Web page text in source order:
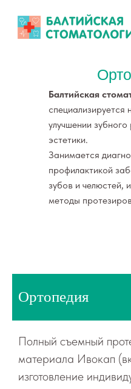
Балтийская
специализируется
улучшении
эстетики.
Занимается
профилактикой
зубов и челюстей,
методы
Ортопедия
Полный съемный
материала Ивокап
изготовление